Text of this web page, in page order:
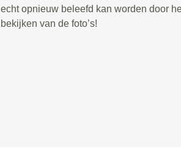
echt opnieuw beleefd kan worden door
bekijken van de foto’s!